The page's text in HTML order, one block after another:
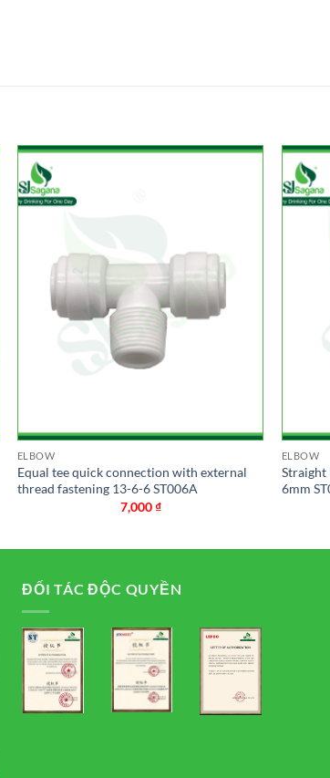
ELBOW
Equal tee quick connection with external
thread fastening 13-6-6 ST006A
7,000₫
ELBOW
Straight
6mm
ĐỐI TÁC ĐỘC QUYỀN